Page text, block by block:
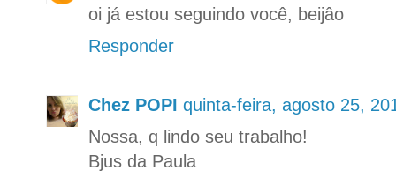
oi já estou seguindo você, beijâo
Responder
Chez POPI quinta-feira, agosto 25,
Nossa, q lindo seu trabalho!
Bjus da Paula